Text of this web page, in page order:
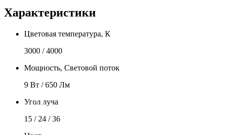
Liberty
T297
Характеристики
Цветовая температура, К
3000 / 4000
Мощность, Световой поток
9 Вт / 650 Лм
Угол луча
15 / 24 / 36